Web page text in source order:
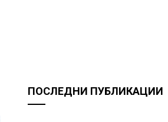
ПОСЛЕДНИ ПУБЛИКАЦИИ